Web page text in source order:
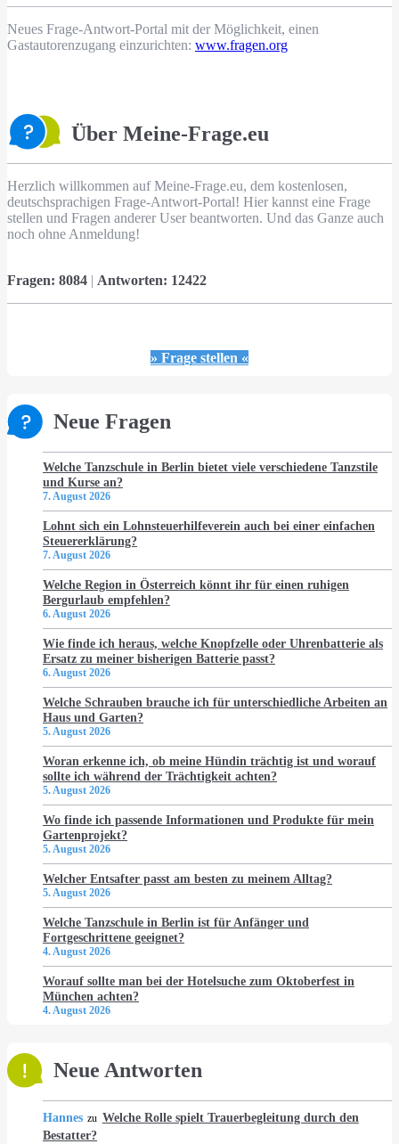
Neues Frage-Antwort-Portal mit der Möglichkeit, einen
Gastautorenzugang einzurichten: www.fragen.org
Über Meine-Frage.eu
Herzlich willkommen auf Meine-Frage.eu, dem kostenlosen,
deutschsprachigen Frage-Antwort-Portal! Hier kannst eine Frage
stellen und Fragen anderer User beantworten. Und das Ganze auch
noch ohne Anmeldung!
Fragen: 8084 | Antworten: 12422
» Frage stellen «
Neue Fragen
Welche Tanzschule in Berlin bietet viele verschiedene Tanzstile
und Kurse an?
7. August 2026
Lohnt sich ein Lohnsteuerhilfeverein auch bei einer einfachen
Steuererklärung?
7. August 2026
Welche Region in Österreich könnt ihr für einen ruhigen
Bergurlaub empfehlen?
6. August 2026
Wie finde ich heraus, welche Knopfzelle oder Uhrenbatterie als
Ersatz zu meiner bisherigen Batterie passt?
6. August 2026
Welche Schrauben brauche ich für unterschiedliche Arbeiten an
Haus und Garten?
5. August 2026
Woran erkenne ich, ob meine Hündin trächtig ist und worauf
sollte ich während der Trächtigkeit achten?
5. August 2026
Wo finde ich passende Informationen und Produkte für mein
Gartenprojekt?
5. August 2026
Welcher Entsafter passt am besten zu meinem Alltag?
5. August 2026
Welche Tanzschule in Berlin ist für Anfänger und
Fortgeschrittene geeignet?
4. August 2026
Worauf sollte man bei der Hotelsuche zum Oktoberfest in
München achten?
4. August 2026
Neue Antworten
Hannes zu Welche Rolle spielt Trauerbegleitung durch den
Bestatter?